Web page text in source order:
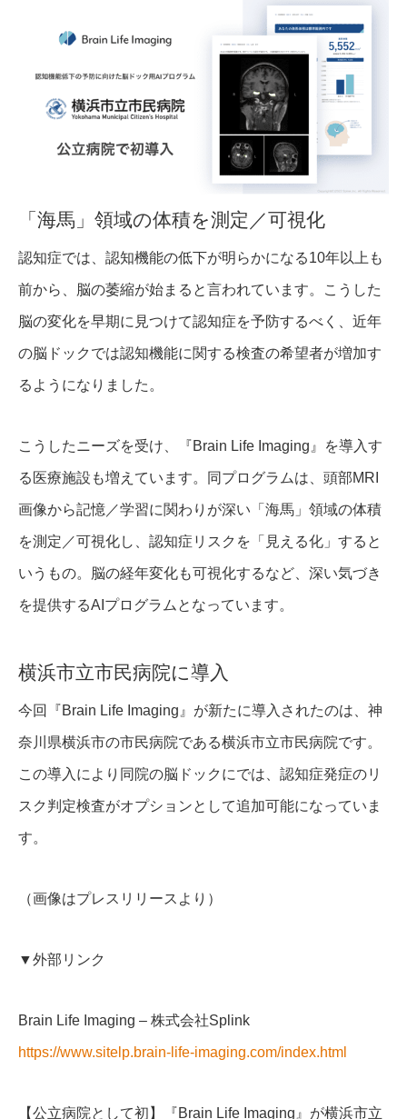
「海馬」領域の体積を測定／可視化
認知症では、認知機能の低下が明らかになる10年以上も
前から、脳の萎縮が始まると言われています。こうした
脳の変化を早期に見つけて認知症を予防するべく、近年
の脳ドックでは認知機能に関する検査の希望者が増加す
るようになりました。
こうしたニーズを受け、『Brain Life Imaging』を導入す
る医療施設も増えています。同プログラムは、頭部MRI
画像から記憶／学習に関わりが深い「海馬」領域の体積
を測定／可視化し、認知症リスクを「見える化」すると
いうもの。脳の経年変化も可視化するなど、深い気づき
を提供するAIプログラムとなっています。
横浜市立市民病院に導入
今回『Brain Life Imaging』が新たに導入されたのは、神
奈川県横浜市の市民病院である横浜市立市民病院です。
この導入により同院の脳ドックにでは、認知症発症のリ
スク判定検査がオプションとして追加可能になっていま
す。
（画像はプレスリリースより）
▼外部リンク
Brain Life Imaging – 株式会社Splink
https://www.sitelp.brain-life-imaging.com/index.html
【公立病院として初】『Brain Life Imaging』が横浜市立